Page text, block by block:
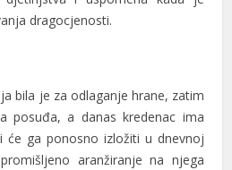
dragocjenosti.
bila je za odlaganje hrane, zatim
posuđa, a danas kredenac ima
će ga ponosno izložiti u dnevnoj
aranžiranje na njega